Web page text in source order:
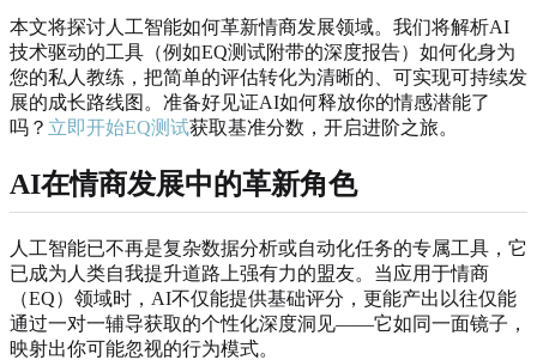
本文将探讨人工智能如何革新情商发展领域。我们将解析AI
技术驱动的工具（例如EQ测试附带的深度报告）如何化身为
您的私人教练，把简单的评估转化为清晰的、可实现可持续发
展的成长路线图。准备好见证AI如何释放你的情感潜能了
吗？ 立即开始EQ测试获取基准分数，开启进阶之旅。
AI在情商发展中的革新角色
人工智能已不再是复杂数据分析或自动化任务的专属工具，它
已成为人类自我提升道路上强有力的盟友。当应用于情商
（EQ）领域时，AI不仅能提供基础评分，更能产出以往仅能
通过一对一辅导获取的个性化深度洞见——它如同一面镜子，
映射出你可能忽视的行为模式。